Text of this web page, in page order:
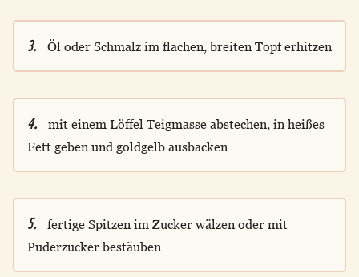
3. Öl oder Schmalz im flachen, breiten Topf erhitzen
4.
mit einem Löffel Teigmasse abstechen, in heißes
Fett geben und goldgelb ausbacken
5.
fertige Spitzen im Zucker wälzen oder mit
Puderzucker bestäuben